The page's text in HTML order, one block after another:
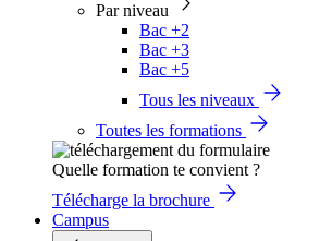
Par niveau
Bac +2
Bac +3
Bac +5
Tous les niveaux
Toutes les formations
Quelle formation te convient ?
Télécharge la brochure
Campus